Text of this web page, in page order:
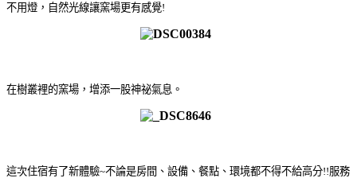
不用燈，自然光線讓窯場更有感覺!
在樹叢裡的窯場，增添一股神祕氣息。
這次住宿有了新體驗~不論是房間、設備、餐點、環境都不得不給高分!!服務